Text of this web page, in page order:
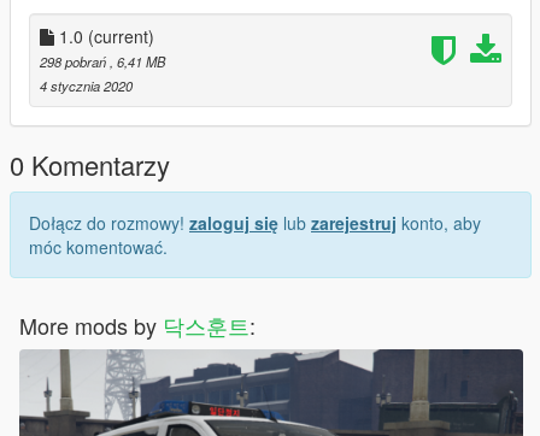
1.0 (current)
298 pobrań , 6,41 MB
4 stycznia 2020
0 Komentarzy
Dołącz do rozmowy! zaloguj się lub zarejestruj konto, aby
móc komentować.
More mods by 닥스훈트: